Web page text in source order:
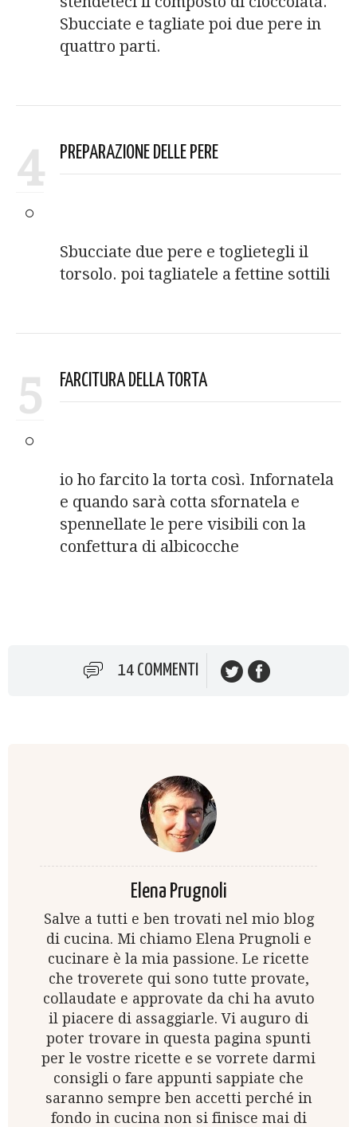
Sbucciate e tagliate poi due pere in
quattro parti.
4 PREPARAZIONE DELLE PERE
Sbucciate due pere e toglietegli il
torsolo. poi tagliatele a fettine sottili
5 FARCITURA DELLA TORTA
io ho farcito la torta così. Infornatela
e quando sarà cotta sfornatela e
spennellate le pere visibili con la
confettura di albicocche
14 COMMENTI
Elena Prugnoli
Salve a tutti e ben trovati nel mio blog
di cucina. Mi chiamo Elena Prugnoli e
cucinare è la mia passione. Le ricette
che troverete qui sono tutte provate,
collaudate e approvate da chi ha avuto
il piacere di assaggiarle. Vi auguro di
poter trovare in questa pagina spunti
per le vostre ricette e se vorrete darmi
consigli o fare appunti sappiate che
saranno sempre ben accetti perché in
fondo in cucina non si finisce mai di